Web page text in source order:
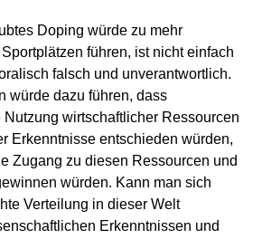
Doping würde zu mehr
führen, ist nicht einfach
falsch und unverantwortlich.
würde dazu führen, dass
wirtschaftlicher Ressourcen
Erkenntnisse entschieden würden,
Zugang zu diesen Ressourcen und
würden. Kann man sich
Verteilung in dieser Welt
Erkenntnissen und